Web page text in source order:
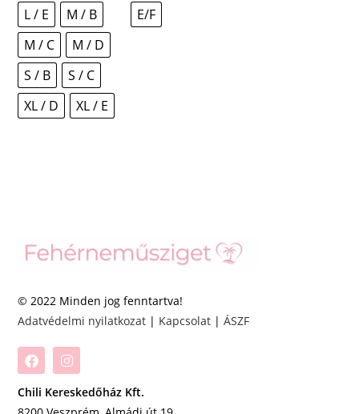
L / E
M / B
M / C
M / D
S / B
S / C
XL / D
XL / E
E/F
© 2022 Minden jog fenntartva!
Adatvédelmi nyilatkozat | Kapcsolat |ÁSZF
Chili Kereskedőház Kft.